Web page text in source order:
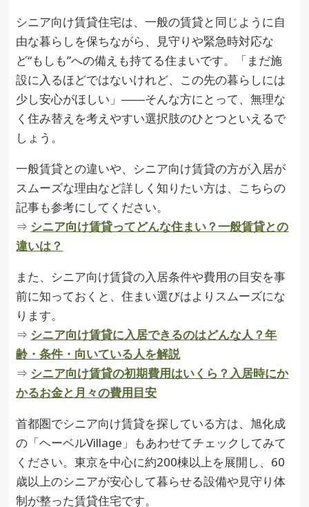
シニア向け賃貸住宅は、一般の賃貸と同じように自
由な暮らしを保ちながら、見守りや緊急時対応な
ど“もしも”への備えも持てる住まいです。「まだ施
設に入るほどではないけれど、この先の暮らしには
少し安心がほしい」――そんな方にとって、無理な
く住み替えを考えやすい選択肢のひとつといえるで
しょう。
一般賃貸との違いや、シニア向け賃貸の方が入居が
スムーズな理由など詳しく知りたい方は、こちらの
記事も参考にしてください。
⇒ シニア向け賃貸ってどんな住まい？一般賃貸との
違いは？
また、シニア向け賃貸の入居条件や費用の目安を事
前に知っておくと、住まい選びはよりスムーズにな
ります。
⇒ シニア向け賃貸に入居できるのはどんな人？年
齢・条件・向いている人を解説
⇒ シニア向け賃貸の初期費用はいくら？入居時にか
かるお金と月々の費用目安
首都圏でシニア向け賃貸を探している方は、旭化成
の「ヘーベルVillage」もあわせてチェックしてみて
ください。東京を中心に約200棟以上を展開し、60
歳以上のシニアが安心して暮らせる設備や見守り体
制が整った賃貸住宅です。